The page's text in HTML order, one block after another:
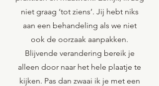
niet graag ‘tot ziens’. Jij hebt niks
aan een behandeling als we niet
ook de oorzaak aanpakken.
Blijvende verandering bereik je
alleen door naar het hele plaatje te
kijken. Pas dan zwaai ik je met een